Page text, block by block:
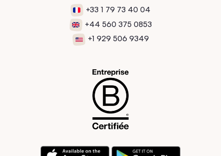
+33 1 79 73 40 04
+44 560 375 0853
+1 929 506 9349